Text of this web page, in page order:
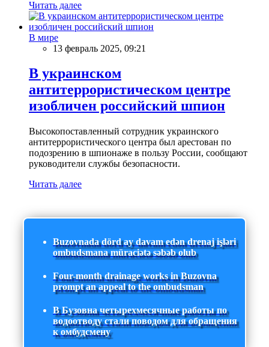
Читать далее
В мире
13 февраль 2025, 09:21
В украинском
антитеррористическом центре
изобличен российский шпион
Высокопоставленный сотрудник украинского
антитеррористического центра был арестован по
подозрению в шпионаже в пользу России, сообщают
руководители службы безопасности.
Читать далее
Buzovnada dörd ay davam edən drenaj işləri
ombudsmana müraciətə səbəb olub
Four-month drainage works in Buzovna
prompt an appeal to the ombudsman
В Бузовна четырехмесячные работы по
водоотводу стали поводом для обращения
к омбудсмену